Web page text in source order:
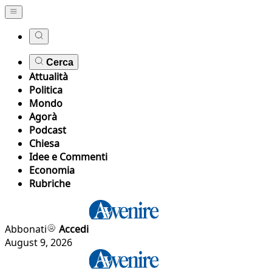
Cerca
Attualità
Politica
Mondo
Agorà
Podcast
Chiesa
Idee e Commenti
Economia
Rubriche
Abbonati
Accedi
August 9, 2026